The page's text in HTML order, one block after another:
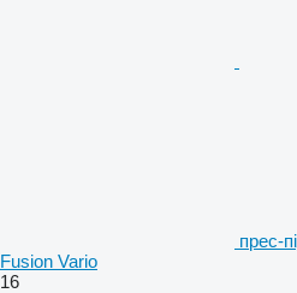
прес-
Fusion Vario
16